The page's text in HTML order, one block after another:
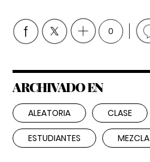
0
ARCHIVADO EN
ALEATORIA CLASE
ESTUDIANTES MEZCLA